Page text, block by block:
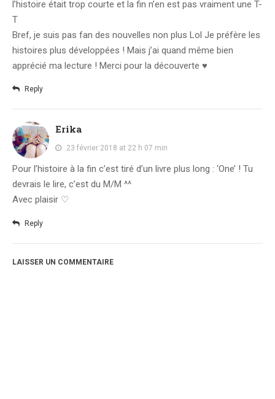
l’histoire était trop courte et la fin n’en est pas vraiment une T-
T
Bref, je suis pas fan des nouvelles non plus Lol Je préfère les
histoires plus développées ! Mais j’ai quand même bien
apprécié ma lecture ! Merci pour la découverte ♥
Reply
Erika
23 février 2018 at 22 h 07 min
Pour l’histoire à la fin c’est tiré d’un livre plus long : ‘One’ ! Tu
devrais le lire, c’est du M/M ^^
Avec plaisir ♡
Reply
LAISSER UN COMMENTAIRE